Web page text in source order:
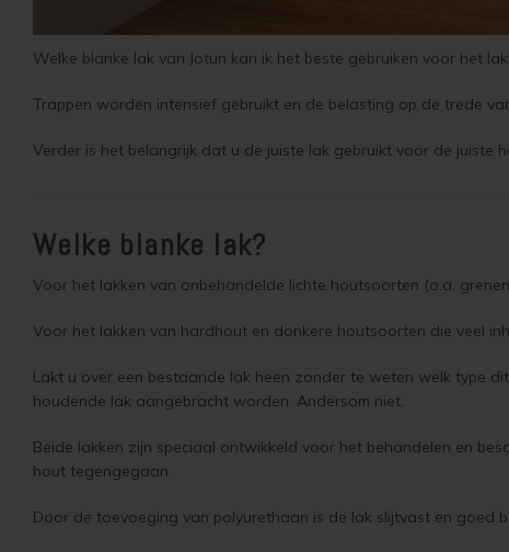
Welke blanke lak van Jotun kan ik het beste gebruiken voor het
Trappen worden intensief gebruikt en de belasting op de trede
Verder is het belangrijk dat u de juiste lak gebruikt voor de juiste
Welke blanke lak?
Voor het lakken van onbehandelde lichte houtsoorten (o.a.
Voor het lakken van hardhout en donkere houtsoorten die veel
Lakt u over een bestaande lak heen zonder te weten welk type
houdende lak aangebracht worden. Andersom niet.
Beide lakken zijn speciaal ontwikkeld voor het behandelen en
hout tegengegaan.
Door de toevoeging van polyurethaan is de lak slijtvast en goed